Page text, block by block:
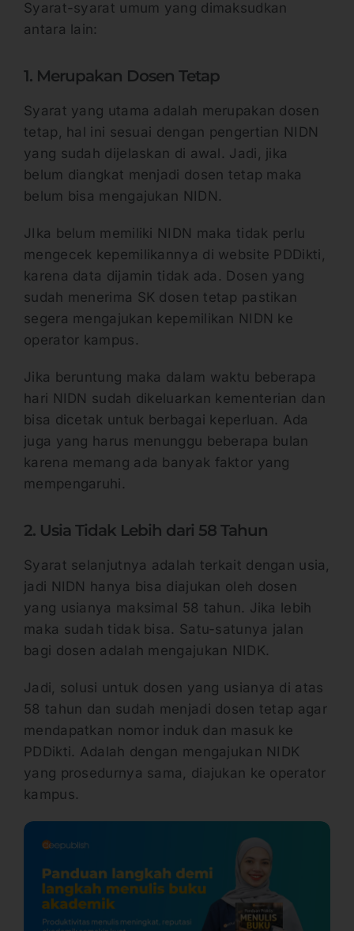
Syarat-syarat umum yang dimaksudkan
antara lain:
1. Merupakan Dosen Tetap
Syarat yang utama adalah merupakan dosen
tetap, hal ini sesuai dengan pengertian NIDN
yang sudah dijelaskan di awal. Jadi, jika
belum diangkat menjadi dosen tetap maka
belum bisa mengajukan NIDN.
JIka belum memiliki NIDN maka tidak perlu
mengecek kepemilikannya di website PDDikti,
karena data dijamin tidak ada. Dosen yang
sudah menerima SK dosen tetap pastikan
segera mengajukan kepemilikan NIDN ke
operator kampus.
Jika beruntung maka dalam waktu beberapa
hari NIDN sudah dikeluarkan kementerian dan
bisa dicetak untuk berbagai keperluan. Ada
juga yang harus menunggu beberapa bulan
karena memang ada banyak faktor yang
mempengaruhi.
2. Usia Tidak Lebih dari 58 Tahun
Syarat selanjutnya adalah terkait dengan usia,
jadi NIDN hanya bisa diajukan oleh dosen
yang usianya maksimal 58 tahun. Jika lebih
maka sudah tidak bisa. Satu-satunya jalan
bagi dosen adalah mengajukan NIDK.
Jadi, solusi untuk dosen yang usianya di atas
58 tahun dan sudah menjadi dosen tetap agar
mendapatkan nomor induk dan masuk ke
PDDikti. Adalah dengan mengajukan NIDK
yang prosedurnya sama, diajukan ke operator
kampus.